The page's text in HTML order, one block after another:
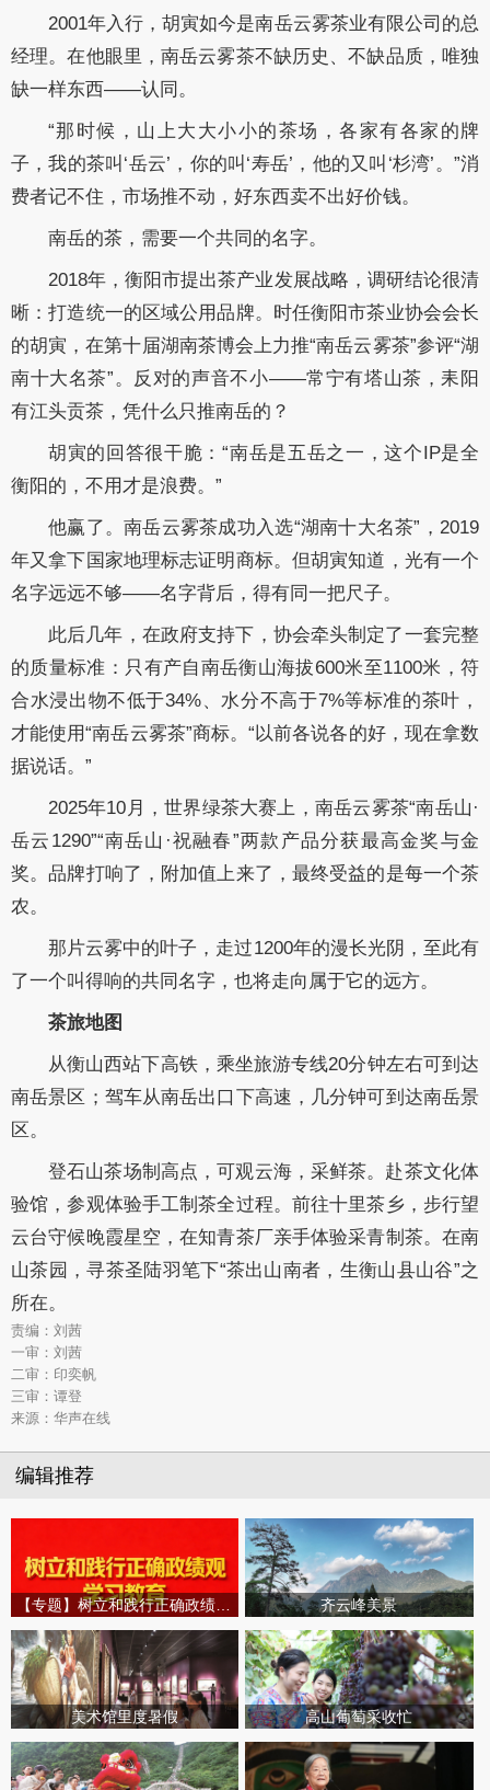
2001年入行，胡寅如今是南岳云雾茶业有限公司的总
经理。在他眼里，南岳云雾茶不缺历史、不缺品质，唯独
缺一样东西——认同。
“那时候，山上大大小小的茶场，各家有各家的牌
子，我的茶叫‘岳云’，你的叫‘寿岳’，他的又叫‘杉湾’。”消
费者记不住，市场推不动，好东西卖不出好价钱。
南岳的茶，需要一个共同的名字。
2018年，衡阳市提出茶产业发展战略，调研结论很清
晰：打造统一的区域公用品牌。时任衡阳市茶业协会会长
的胡寅，在第十届湖南茶博会上力推“南岳云雾茶”参评“湖
南十大名茶”。反对的声音不小——常宁有塔山茶，耒阳
有江头贡茶，凭什么只推南岳的？
胡寅的回答很干脆：“南岳是五岳之一，这个IP是全
衡阳的，不用才是浪费。”
他赢了。南岳云雾茶成功入选“湖南十大名茶”，2019
年又拿下国家地理标志证明商标。但胡寅知道，光有一个
名字远远不够——名字背后，得有同一把尺子。
此后几年，在政府支持下，协会牵头制定了一套完整
的质量标准：只有产自南岳衡山海拔600米至1100米，符
合水浸出物不低于34%、水分不高于7%等标准的茶叶，
才能使用“南岳云雾茶”商标。“以前各说各的好，现在拿数
据说话。”
2025年10月，世界绿茶大赛上，南岳云雾茶“南岳山·
岳云1290”“南岳山·祝融春”两款产品分获最高金奖与金
奖。品牌打响了，附加值上来了，最终受益的是每一个茶
农。
那片云雾中的叶子，走过1200年的漫长光阴，至此有
了一个叫得响的共同名字，也将走向属于它的远方。
茶旅地图
从衡山西站下高铁，乘坐旅游专线20分钟左右可到达
南岳景区；驾车从南岳出口下高速，几分钟可到达南岳景
区。
登石山茶场制高点，可观云海，采鲜茶。赴茶文化体
验馆，参观体验手工制茶全过程。前往十里茶乡，步行望
云台守候晚霞星空，在知青茶厂亲手体验采青制茶。在南
山茶园，寻茶圣陆羽笔下“茶出山南者，生衡山县山谷”之
所在。
责编：刘茜
一审：刘茜
二审：印奕帆
三审：谭登
来源：华声在线
编辑推荐
齐云峰美景
美术馆里度暑假 高山葡萄采收忙